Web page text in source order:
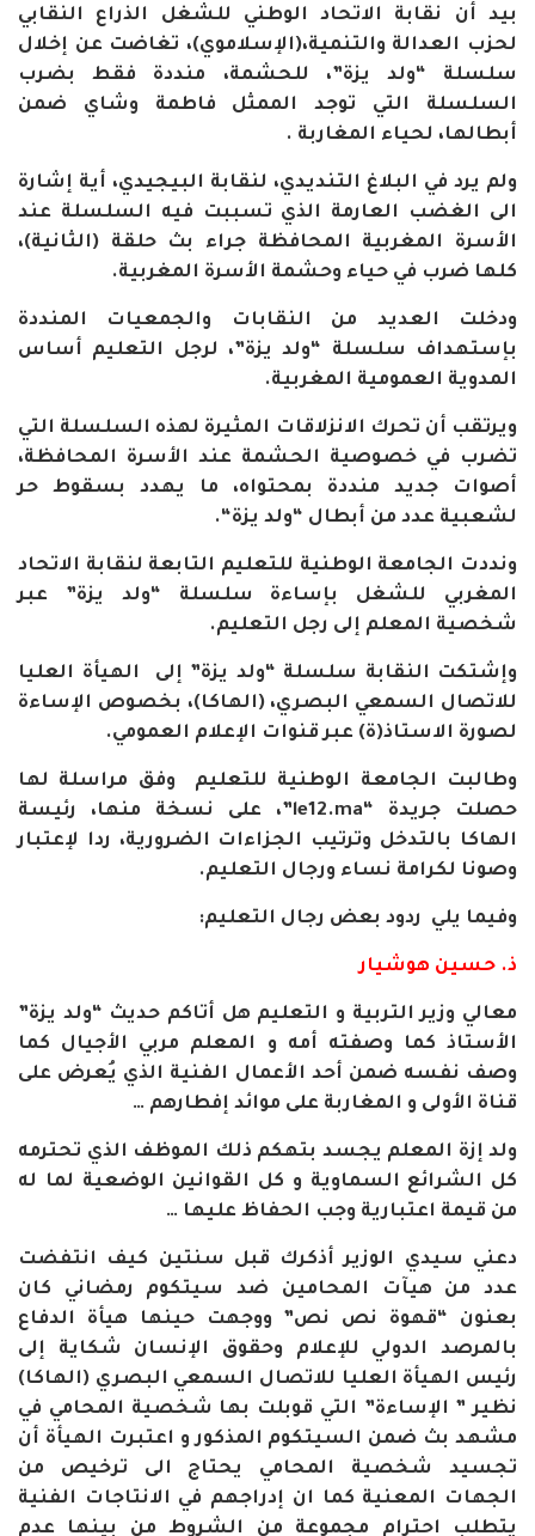
بيد أن نقابة الاتحاد الوطني للشغل الذراع النقابي
لحزب العدالة والتنمية،(الإسلاموي)، تغاضت عن إخلال
سلسلة “ولد يزة”، للحشمة، منددة فقط بضرب
السلسلة التي توجد الممثل فاطمة وشاي ضمن
أبطالها، لحياء المغاربة .
ولم يرد في البلاغ التنديدي، لنقابة البيجيدي، أية إشارة
الى الغضب العارمة الذي تسببت فيه السلسلة عند
الأسرة المغربية المحافظة جراء بث حلقة (الثانية)،
كلها ضرب في حياء وحشمة الأسرة المغربية.
ودخلت العديد من النقابات والجمعيات المنددة
بإستهداف سلسلة “ولد يزة”، لرجل التعليم أساس
المدوية العمومية المغربية.
ويرتقب أن تحرك الانزلاقات المثيرة لهذه السلسلة التي
تضرب في خصوصية الحشمة عند الأسرة المحافظة،
أصوات جديد منددة بمحتواه، ما يهدد بسقوط حر
لشعبية عدد من أبطال “ولد يزة“.
ونددت الجامعة الوطنية للتعليم التابعة لنقابة الاتحاد
المغربي للشغل بإساءة سلسلة “ولد يزة” عبر
شخصية المعلم إلى رجل التعليم.
وإشتكت النقابة سلسلة “ولد يزة” إلى الهيأة العليا
للاتصال السمعي البصري، (الهاكا)، بخصوص الإساءة
لصورة الاستاذ(ة) عبر قنوات الإعلام العمومي.
وطالبت الجامعة الوطنية للتعليم وفق مراسلة لها
حصلت جريدة “le12.ma”
، على نسخة منها، رئيسة
الهاكا بالتدخل وترتيب الجزاءات الضرورية، ردا لإعتبار
وصونا لكرامة نساء ورجال التعليم.
وفيما يلي ردود بعض رجال التعليم:
ذ. حسين هوشيار
معالي وزير التربية و التعليم هل أتاكم حديث “ولد يزة”
الأستاذ كما وصفته أمه و المعلم مربي الأجيال كما
وصف نفسه ضمن أحد الأعمال الفنية الذي يُعرض على
قناة الأولى و المغاربة على موائد إفطارهم …
ولد إزة المعلم يجسد بتهكم ذلك الموظف الذي تحترمه
كل الشرائع السماوية و كل القوانين الوضعية لما له
من قيمة اعتبارية وجب الحفاظ عليها …
دعني سيدي الوزير أذكرك قبل سنتين كيف انتفضت
عدد من هيآت المحامين ضد سيتكوم رمضاني كان
بعنون “قهوة نص نص” ووجهت حينها هيأة الدفاع
بالمرصد الدولي للإعلام وحقوق الإنسان شكاية إلى
رئيس الهيأة العليا للاتصال السمعي البصري (الهاكا)
نظير ” الإساءة” التي قوبلت بها شخصية المحامي في
مشهد بث ضمن السيتكوم المذكور و اعتبرت الهيأة أن
تجسيد شخصية المحامي يحتاج الى ترخيص من
الجهات المعنية كما ان إدراجهم في الانتاجات الفنية
يتطلب احترام مجموعة من الشروط من بينها عدم